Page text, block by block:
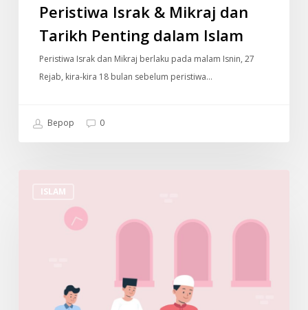
Peristiwa Israk & Mikraj dan
Tarikh Penting dalam Islam
Peristiwa Israk dan Mikraj berlaku pada malam Isnin, 27
Rejab, kira-kira 18 bulan sebelum peristiwa…
Bepop 0
ISLAM
Untuk